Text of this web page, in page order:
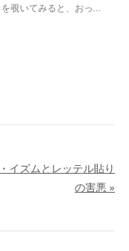
覗いてみると、おっ…
イズムとレッテル貼り
の害悪 »